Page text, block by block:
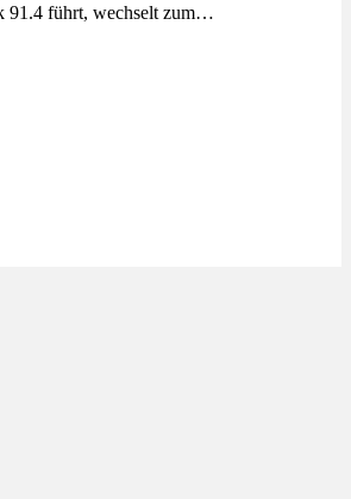
91.4 führt, wechselt zum…